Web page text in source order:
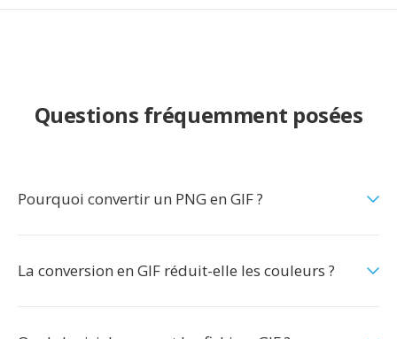
Questions fréquemment posées
Pourquoi convertir un PNG en GIF ?
La conversion en GIF réduit-elle les couleurs ?